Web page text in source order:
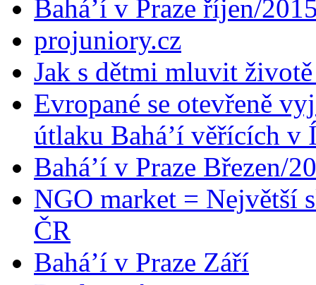
Bahá’í v Praze říjen/
projuniory.cz
Jak s dětmi mluvit
Evropané se otevřeně
útlaku Bahá’í věřících v
Bahá’í v Praze Březen/
NGO market = Největší
ČR
Bahá’í v Praze Září